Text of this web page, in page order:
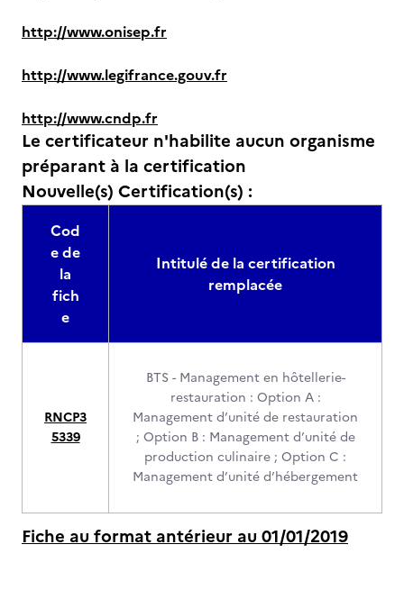
http://www.onisep.fr
http://www.legifrance.gouv.fr
http://www.cndp.fr
Le certificateur n'habilite aucun organisme
préparant à la certification
Nouvelle(s) Certification(s) :
Cod
e de
la
fich
e
Intitulé de la certification
remplacée
RNCP3
5339
BTS - Management en hôtellerie-
restauration : Option A :
Management d’unité de restauration
; Option B : Management d’unité de
production culinaire ; Option C :
Management d’unité d’hébergement
Fiche au format antérieur au 01/01/2019